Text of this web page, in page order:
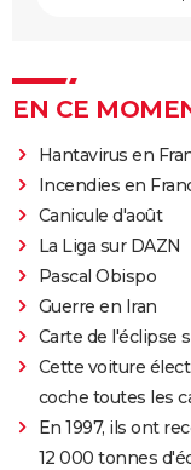
EN CE
Hantavirus en
Incendies en
Canicule d'août
La Liga sur DAZN
Pascal Obispo
Guerre en Iran
Carte de l'éclipse
Cette voiture
coche toutes les
En 1997, ils ont
12 000 tonnes